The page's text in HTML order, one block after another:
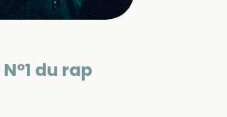
N°1 du rap